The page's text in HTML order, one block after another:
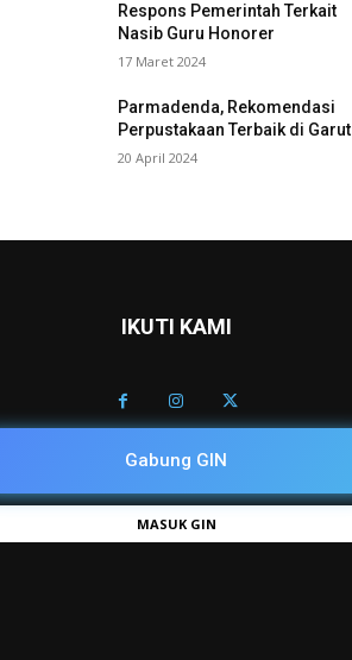
Respons Pemerintah Terkait
Nasib Guru Honorer
17 Maret 2024
Parmadenda, Rekomendasi
Perpustakaan Terbaik di Garut
20 April 2024
IKUTI KAMI
Gabung GIN
MASUK GIN